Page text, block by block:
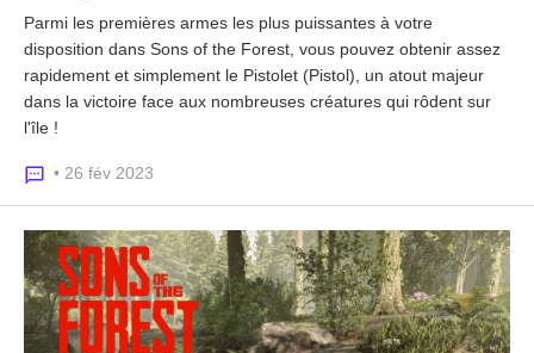
Parmi les premières armes les plus puissantes à votre
disposition dans Sons of the Forest, vous pouvez obtenir assez
rapidement et simplement le Pistolet (Pistol), un atout majeur
dans la victoire face aux nombreuses créatures qui rôdent sur
l'île !
• 26 fév 2023